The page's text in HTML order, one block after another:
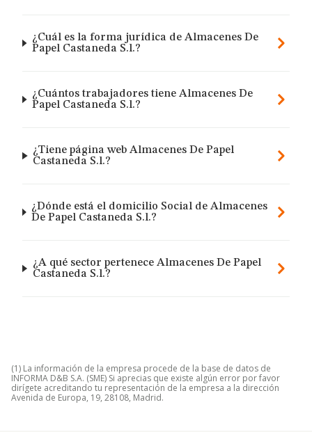
¿Cuál es la forma jurídica de Almacenes De
Papel Castaneda S.l.?
¿Cuántos trabajadores tiene Almacenes De
Papel Castaneda S.l.?
¿Tiene página web Almacenes De Papel
Castaneda S.l.?
¿Dónde está el domicilio Social de Almacenes
De Papel Castaneda S.l.?
¿A qué sector pertenece Almacenes De Papel
Castaneda S.l.?
(1) La información de la empresa procede de la base de datos de
INFORMA D&B S.A. (SME) Si aprecias que existe algún error por favor
dirígete acreditando tu representación de la empresa a la dirección
Avenida de Europa, 19, 28108, Madrid.